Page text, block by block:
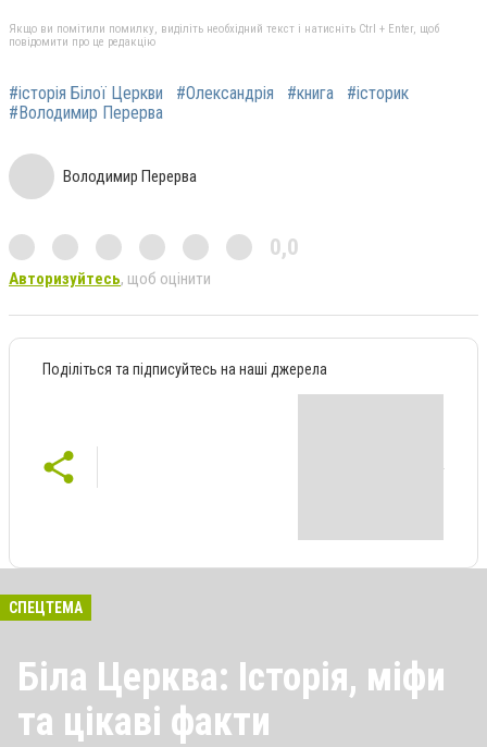
Якщо ви помітили помилку, виділіть необхідний текст і натисніть Ctrl + Enter, щоб
повідомити про це редакцію
#історія Білої Церкви #Олександрія #книга
#історик
#Володимир Перерва
Володимир Перерва
0,0
Авторизуйтесь, щоб оцінити
Поділіться та підписуйтесь на наші джерела
СПЕЦТЕМА
Біла Церква: Історія, міфи
та цікаві факти